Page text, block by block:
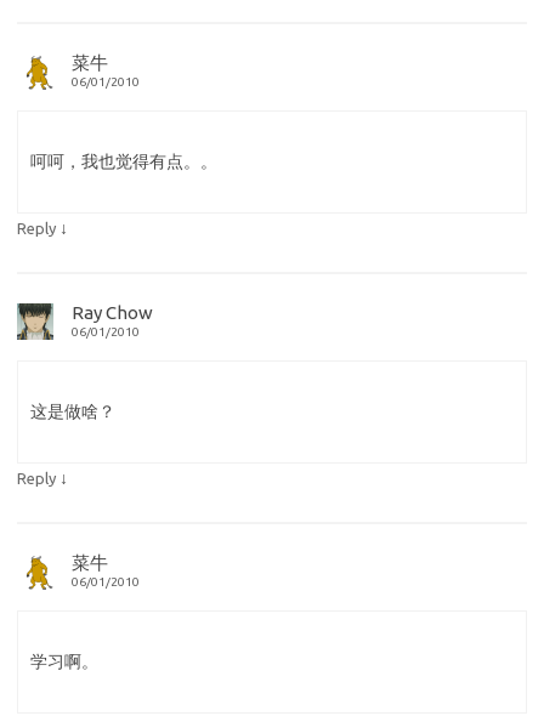
菜牛
06/01/2010
呵呵，我也觉得有点。。
Reply ↓
Ray Chow
06/01/2010
这是做啥？
Reply ↓
菜牛
06/01/2010
学习啊。